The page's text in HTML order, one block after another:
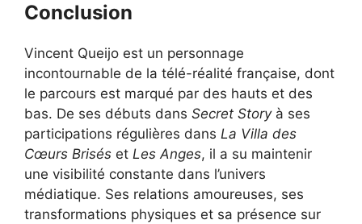
Conclusion
Vincent Queijo est un personnage
incontournable de la télé-réalité française, dont
le parcours est marqué par des hauts et des
bas. De ses débuts dans Secret Storyà ses
participations régulières dans La Villa des
Cœurs Brisés et Les Anges, il a su maintenir
une visibilité constante dans l’univers
médiatique. Ses relations amoureuses, ses
transformations physiques et sa présence sur